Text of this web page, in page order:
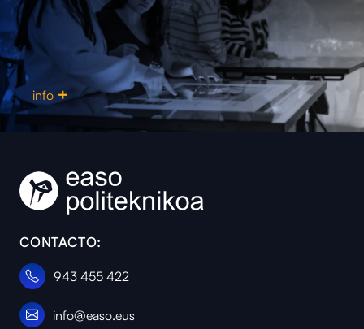
info
CONTACTO:
943 455 422
info@easo.eus